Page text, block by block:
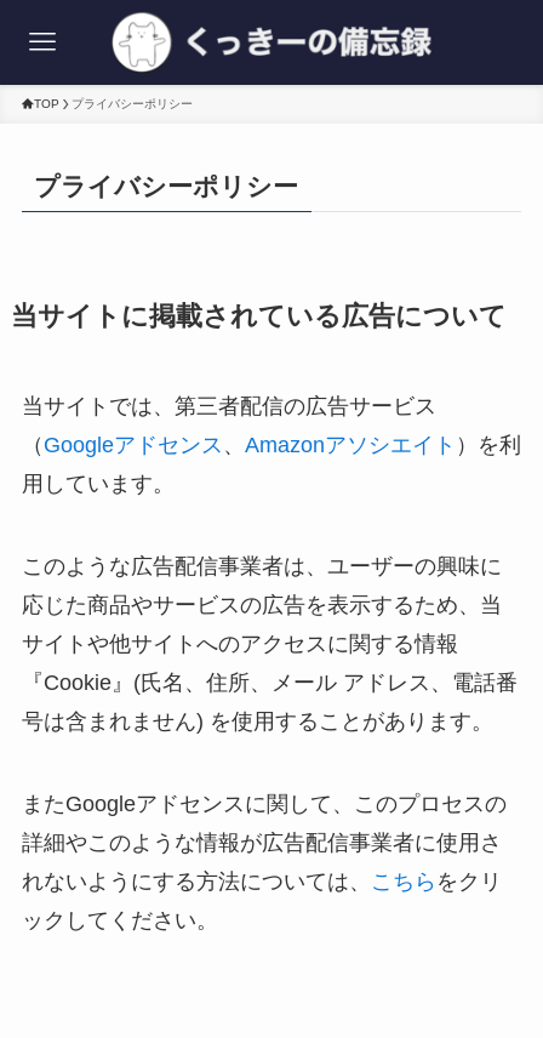
TOP プライバシーポリシー
プライバシーポリシー
当サイトに掲載されている広告について
当サイトでは、第三者配信の広告サービス
（ Googleアドセンス 、 Amazonアソシエイト ）を利
用しています。
このような広告配信事業者は、ユーザーの興味に
応じた商品やサービスの広告を表示するため、当
サイトや他サイトへのアクセスに関する情報
『Cookie』(氏名、住所、メール アドレス、電話番
号は含まれません) を使用することがあります。
またGoogleアドセンスに関して、このプロセスの
詳細やこのような情報が広告配信事業者に使用さ
れないようにする方法については、
こちら をクリ
ックしてください。